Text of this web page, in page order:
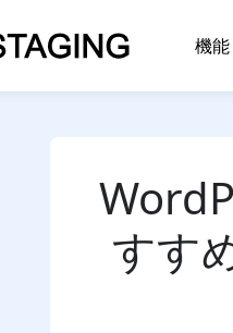
機能
すす